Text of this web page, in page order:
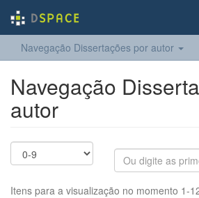
Navegação Dissertações por autor
Navegação
autor
Itens para a visualização no momento 1-